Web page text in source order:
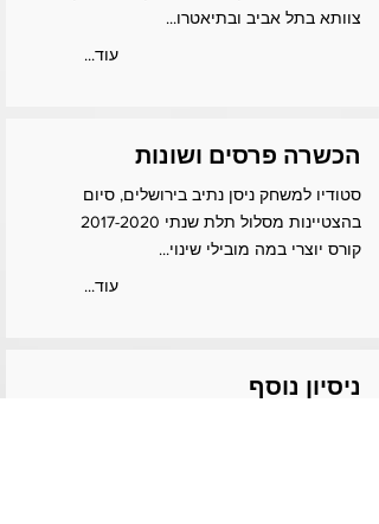
צוותא בתל אביב ובתיאטרו...
...עוד
הכשרה פרסים ושונות
סטודיו למשחק ניסן נתיב בירושלים, סיום
בהצטיינות מסלול תלת שנתי 2017-2020
קורס יוצרי במה מובילי שינוי...
...עוד
ניסיון נוסף